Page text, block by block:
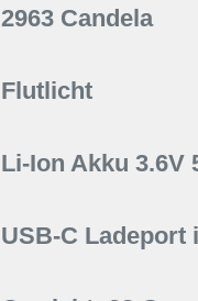
2963 Candela
Flutlicht
Li-Ion Akku 3.6V
USB-C Ladeport